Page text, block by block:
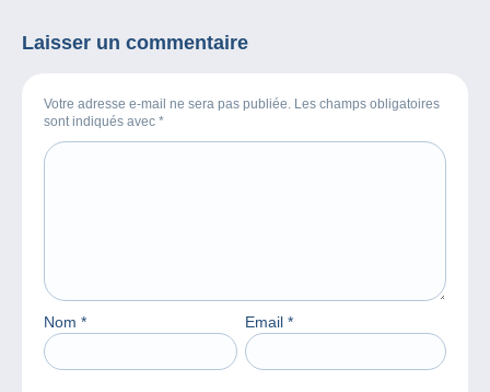
Laisser un commentaire
Votre adresse e-mail ne sera pas publiée. Les champs obligatoires
sont indiqués avec *
Nom * Email *